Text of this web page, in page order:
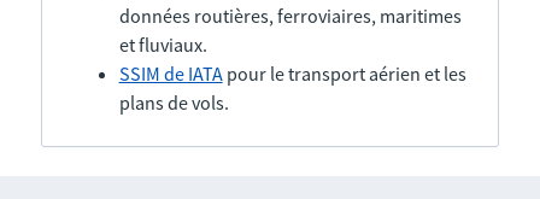
données routières, ferroviaires, maritimes
et fluviaux.
SSIM de IATApour le transport aérien et les
plans de vols.